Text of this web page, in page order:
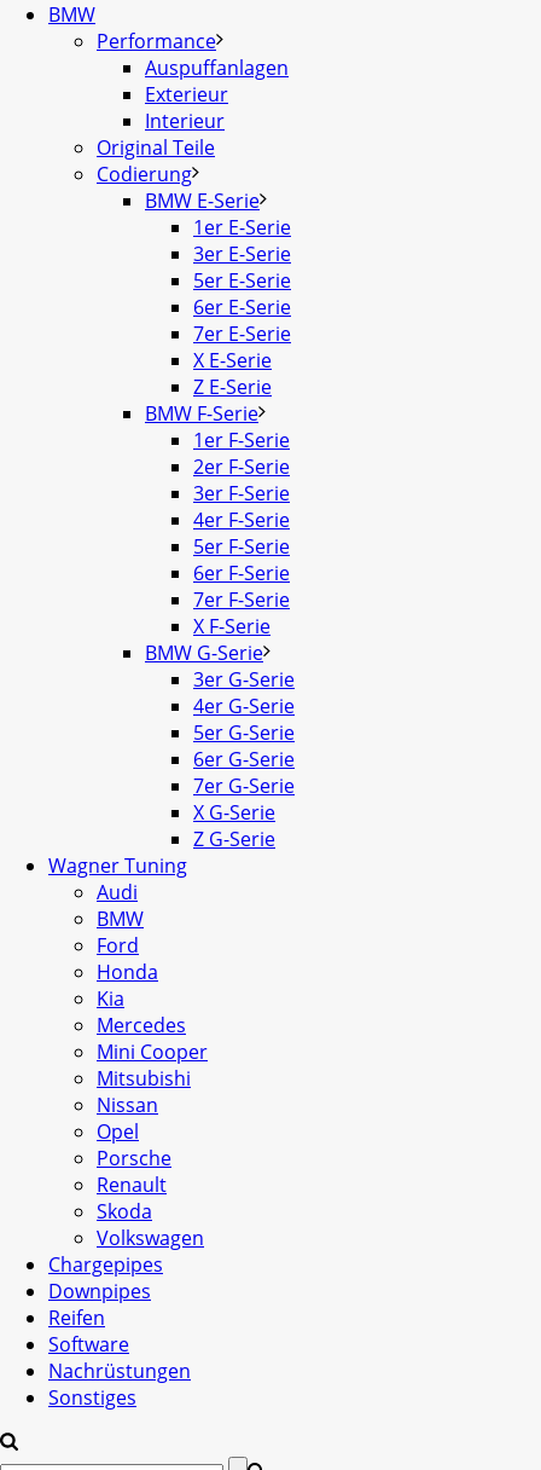
BMW
Performance
Auspuffanlagen
Exterieur
Interieur
Original Teile
Codierung
BMW E-Serie
1er E-Serie
3er E-Serie
5er E-Serie
6er E-Serie
7er E-Serie
X E-Serie
Z E-Serie
BMW F-Serie
1er F-Serie
2er F-Serie
3er F-Serie
4er F-Serie
5er F-Serie
6er F-Serie
7er F-Serie
X F-Serie
BMW G-Serie
3er G-Serie
4er G-Serie
5er G-Serie
6er G-Serie
7er G-Serie
X G-Serie
Z G-Serie
Wagner Tuning
Audi
BMW
Ford
Honda
Kia
Mercedes
Mini Cooper
Mitsubishi
Nissan
Opel
Porsche
Renault
Skoda
Volkswagen
Chargepipes
Downpipes
Reifen
Software
Nachrüstungen
Sonstiges